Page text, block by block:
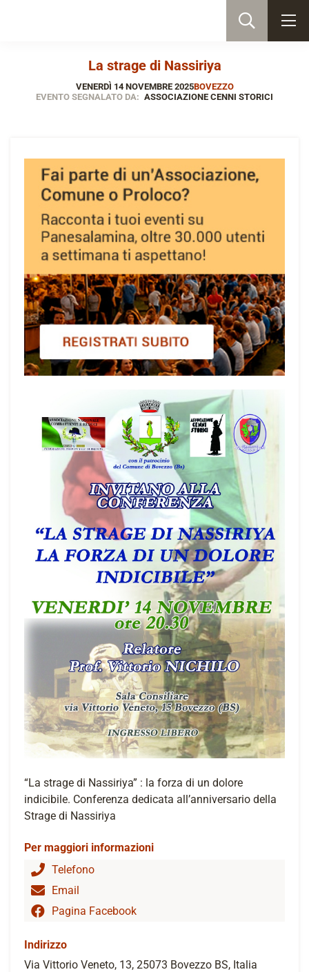
La strage di Nassiriya
VENERDÌ 14 NOVEMBRE 2025BOVEZZO
EVENTO SEGNALATO DA: ASSOCIAZIONE CENNI STORICI
“La strage di Nassiriya” : la forza di un dolore
indicibile. Conferenza dedicata all’anniversario della
Strage di Nassiriya
Per maggiori informazioni
Telefono
Email
Pagina Facebook
Indirizzo
Via Vittorio Veneto, 13, 25073 Bovezzo BS, Italia